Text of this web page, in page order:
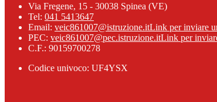
Via Fregene, 15 - 30038 Spinea (VE)
Tel: 041 5413647
Email: veic861007@istruzione.itLink per inviare
PEC: veic861007@pec.istruzione.itLink per
C.F.: 90159700278
Codice univoco: UF4YSX